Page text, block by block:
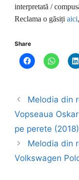
interpretată /
Reclama o găsiți aici
Share
Melodia din
Vopseaua
pe perete (2018)
Melodia din
Volkswagen